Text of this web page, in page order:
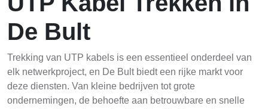
De Bult
Trekking van UTP kabels is een essentieel onderdeel van
elk netwerkproject, en De Bult biedt een rijke markt voor
deze diensten. Van kleine bedrijven tot grote
ondernemingen, de behoefte aan betrouwbare en snelle